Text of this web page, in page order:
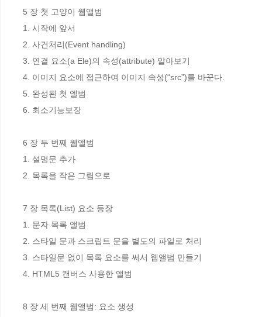
5 장 첫 고양이 웹앨범
1. 시작에 앞서
2. 사건처리(Event handling)
3. 연결 요소(a Ele)의 속성(attribute) 알아보기
4. 이미지 요소에 접근하여 이미지 속성(“src”)를 바꾼다.
5. 완성된 첫 엘범
6. 최소기능보장
6 장 두 번째 웹앨범
1. 설명문 추가
2. 목록을 작은 그림으로
7 장 목록(List) 요소 등장
1. 문자 목록 앨범
2. 스타일 문과 스크립트 문을 별도의 파일로 처리
3. 스타일문 없이 목록 요소를 써서 웹앨범 만들기
4. HTML5 캔버스 사용한 앨범
8 장 세 번째 웹앨범: 요소 생성